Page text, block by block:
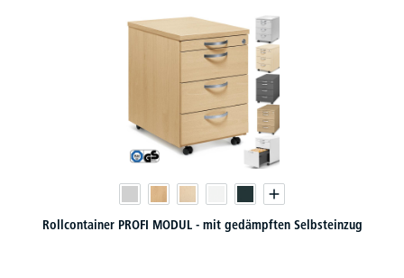
Rollcontainer PROFI MODUL - mit gedämpften Selbsteinzug